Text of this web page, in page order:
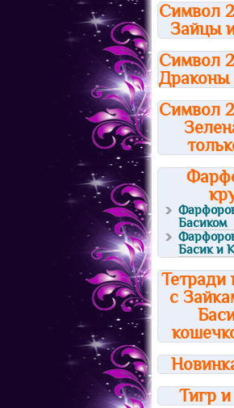
Символ
Зайцы
Символ
Драконы
Символ
Басиком
Басик и
Тетради
с
Тигр и